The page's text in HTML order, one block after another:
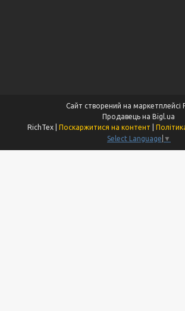
Сайт створений на маркетплейсі
Продавець на Bigl.ua
Поскаржитися на контент
Select Language ▼